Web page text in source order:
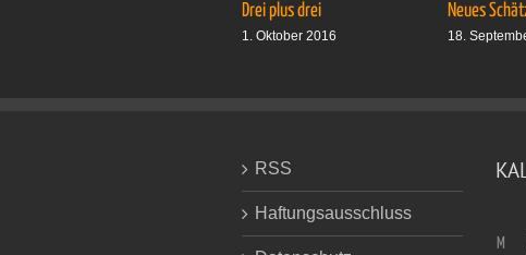
Drei plus drei
1. Oktober 2016
Neues
18.
RSS
Haftungsausschluss
M